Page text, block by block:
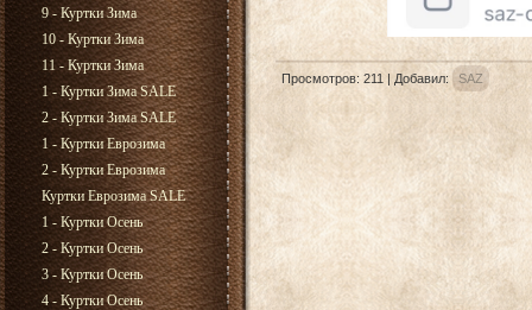
9 - Куртки Зима
10 - Куртки Зима
11 - Куртки Зима
1 - Куртки Зима SALE
2 - Куртки Зима SALE
1 - Куртки Еврозима
2 - Куртки Еврозима
Куртки Еврозима SALE
1 - Куртки Осень
2 - Куртки Осень
3 - Куртки Осень
4 - Куртки Осень
Просмотров: 211 | Добавил: SAZ